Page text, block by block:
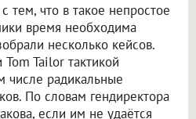
тем, что в такое непростое
время необходима
несколько кейсов.
Tailor тактикой
числе радикальные
По словам гендиректора
если им не удаётся